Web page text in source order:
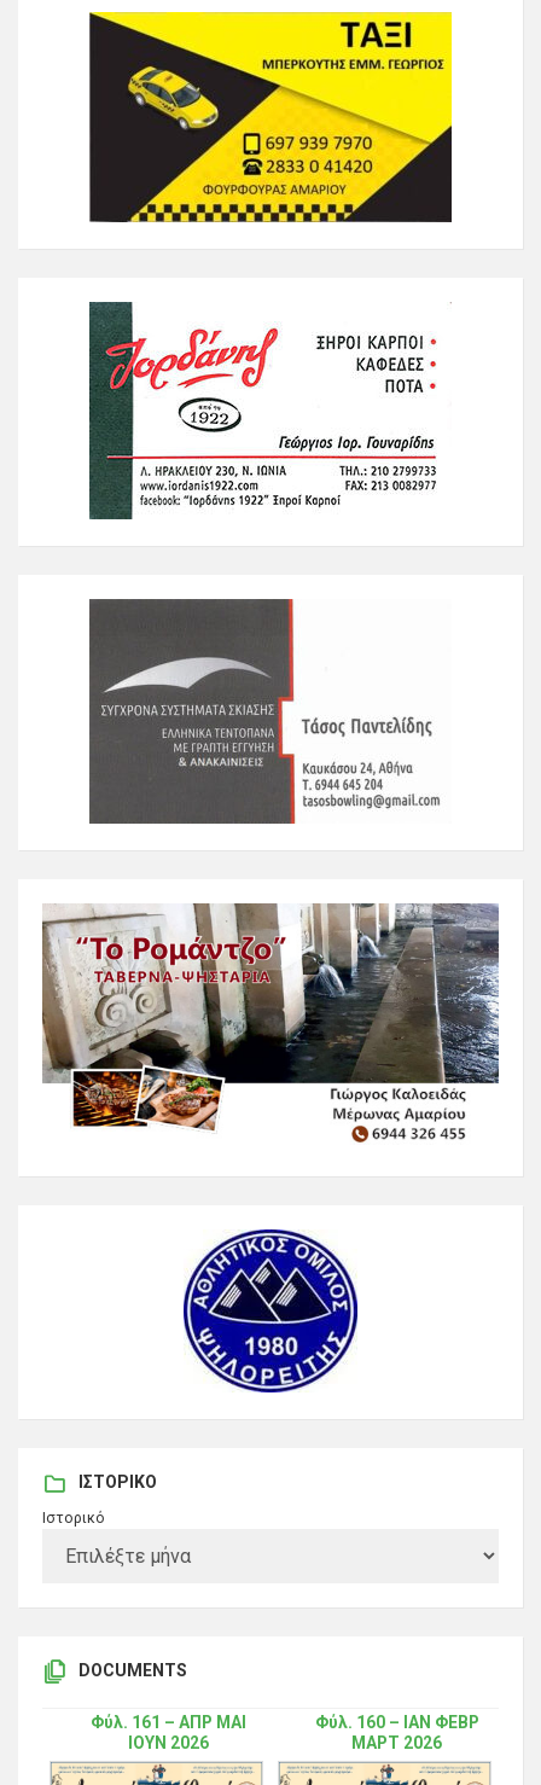
ΙΣΤΟΡΙΚΌ
Ιστορικό
DOCUMENTS
Φύλ. 161 – ΑΠΡ ΜΑΙ
ΙΟΥΝ 2026
Φύλ. 160 – ΙΑΝ ΦΕΒΡ
ΜΑΡΤ 2026